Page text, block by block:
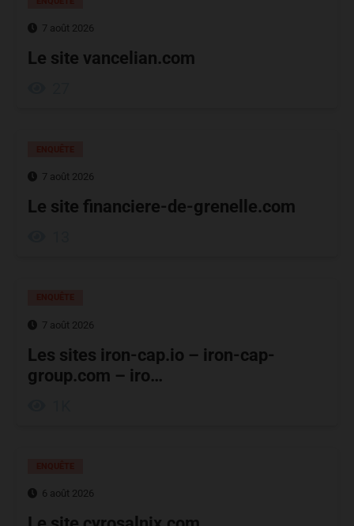
7 août 2026
Le site vancelian.com
7 août 2026
Le site financiere-de-grenelle.com
7 août 2026
Les sites iron-cap.io – iron-cap-
group.com – iro…
6 août 2026